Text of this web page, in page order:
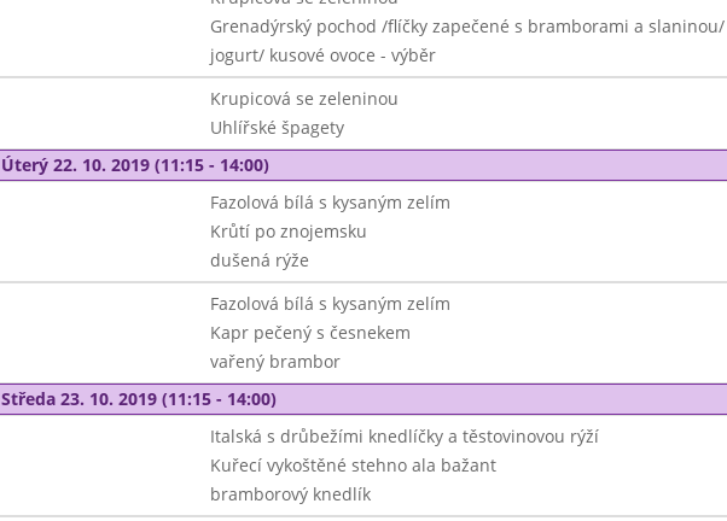
Grenadýrský pochod /flíčky zapečené s bramborami a slaninou/
jogurt/ kusové ovoce - výběr
Krupicová se zeleninou
Uhlířské špagety
Úterý 22. 10. 2019 (11:15 - 14:00)
Fazolová bílá s kysaným zelím
Krůtí po znojemsku
dušená rýže
Fazolová bílá s kysaným zelím
Kapr pečený s česnekem
vařený brambor
Středa 23. 10. 2019 (11:15 - 14:00)
Italská s drůbežími knedlíčky a těstovinovou rýží
Kuřecí vykoštěné stehno ala bažant
bramborový knedlík